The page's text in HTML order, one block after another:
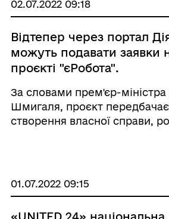
02.07.2022 09:18
Відтепер через портал
можуть подавати заявки
проєкті "єРобота".
За словами прем'єр-
Шмигаля, проєкт
створення власної справи,
01.07.2022 09:15